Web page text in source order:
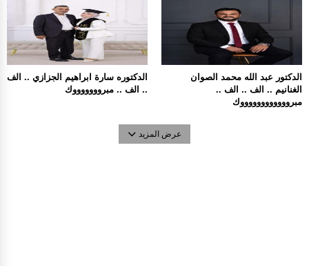
الدكتوره سارة ابراهيم الجزازي .. الف
.. الف .. مبروووووووك
الدكتور عبد الله محمد الصوان
الغنانيم .. الف .. الف ..
مبرووووووووووووك
عرض المزيد